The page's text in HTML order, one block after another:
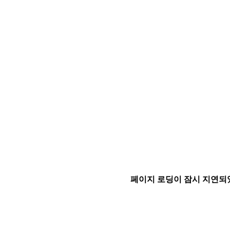
페이지 로딩이 잠시 지연